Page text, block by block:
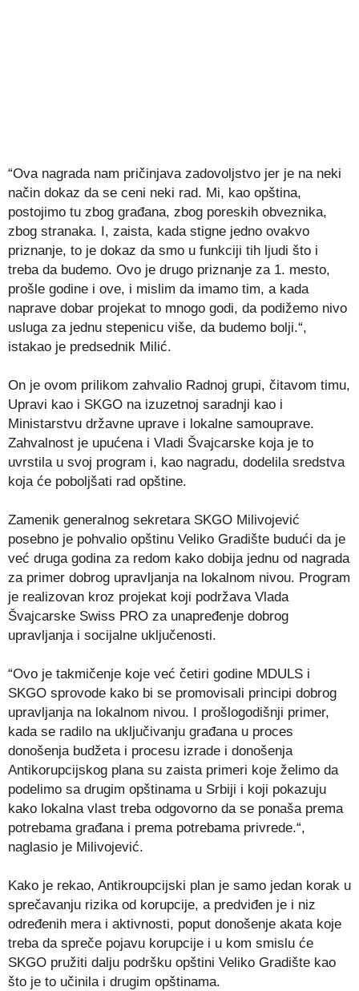
“Ova nagrada nam pričinjava zadovoljstvo jer je na neki
način dokaz da se ceni neki rad. Mi, kao opština,
postojimo tu zbog građana, zbog poreskih obveznika,
zbog stranaka. I, zaista, kada stigne jedno ovakvo
priznanje, to je dokaz da smo u funkciji tih ljudi što i
treba da budemo. Ovo je drugo priznanje za 1. mesto,
prošle godine i ove, i mislim da imamo tim, a kada
naprave dobar projekat to mnogo godi, da podižemo nivo
usluga za jednu stepenicu više, da budemo bolji.“,
istakao je predsednik Milić.
On je ovom prilikom zahvalio Radnoj grupi, čitavom timu,
Upravi kao i SKGO na izuzetnoj saradnji kao i
Ministarstvu državne uprave i lokalne samouprave.
Zahvalnost je upućena i Vladi Švajcarske koja je to
uvrstila u svoj program i, kao nagradu, dodelila sredstva
koja će poboljšati rad opštine.
Zamenik generalnog sekretara SKGO Milivojević
posebno je pohvalio opštinu Veliko Gradište budući da je
već druga godina za redom kako dobija jednu od nagrada
za primer dobrog upravljanja na lokalnom nivou. Program
je realizovan kroz projekat koji podržava Vlada
Švajcarske Swiss PRO za unapređenje dobrog
upravljanja i socijalne uključenosti.
“Ovo je takmičenje koje već četiri godine MDULS i
SKGO sprovode kako bi se promovisali principi dobrog
upravljanja na lokalnom nivou. I prošlogodišnji primer,
kada se radilo na uključivanju građana u proces
donošenja budžeta i procesu izrade i donošenja
Antikorupcijskog plana su zaista primeri koje želimo da
podelimo sa drugim opštinama u Srbiji i koji pokazuju
kako lokalna vlast treba odgovorno da se ponaša prema
potrebama građana i prema potrebama privrede.“,
naglasio je Milivojević.
Kako je rekao, Antikroupcijski plan je samo jedan korak u
sprečavanju rizika od korupcije, a predviđen je i niz
određenih mera i aktivnosti, poput donošenje akata koje
treba da spreče pojavu korupcije i u kom smislu će
SKGO pružiti dalju podršku opštini Veliko Gradište kao
što je to učinila i drugim opštinama.